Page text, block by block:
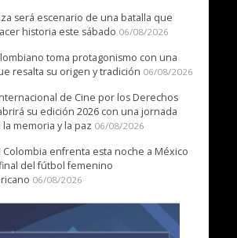
será escenario de una batalla que
historia este sábado 06/08/2026
toma protagonismo con una
resalta su origen y tradición 06/08/2026
de Cine por los Derechos
su edición 2026 con una jornada
memoria y la paz 06/08/2026
Colombia enfrenta esta noche a México
del fútbol femenino
06/08/2026